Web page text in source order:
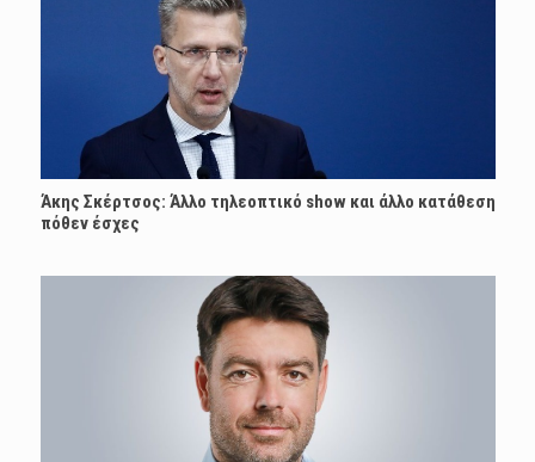
Άκης Σκέρτσος: Άλλο τηλεοπτικό show και άλλο κατάθεση
πόθεν έσχες